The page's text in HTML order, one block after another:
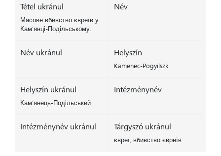
Tétel ukránul
Масове вбивство євреїв у
Кам’янці-Подільському.
Név
Név ukránul Helyszín
Kamenec-Pogyilszk
Helyszín ukránul
Кам’янець-Подільський
Intézménynév
Intézménynév ukránul Tárgyszó ukránul
євреї, вбивство євреїв